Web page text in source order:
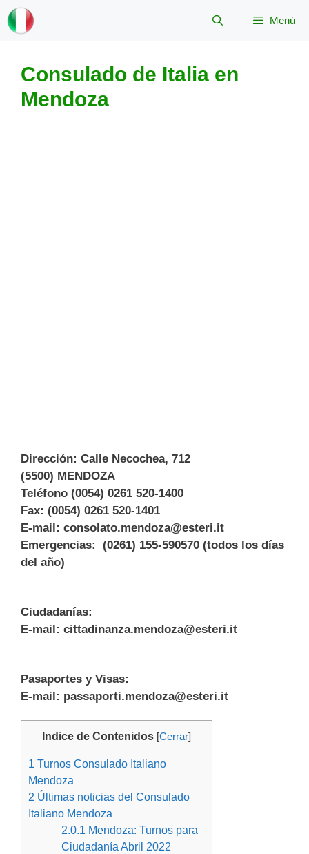
Saltar
al
Menú
Consulado de Italia en
Mendoza
Dirección: Calle Necochea, 712
(5500) MENDOZA
Teléfono (0054) 0261 520-1400
Fax: (0054) 0261 520-1401
E-mail: consolato.mendoza@esteri.it
Emergencias: (0261) 155-590570 (todos los días
del año)
Ciudadanías:
E-mail: cittadinanza.mendoza@esteri.it
Pasaportes y Visas:
E-mail: passaporti.mendoza@esteri.it
Indice de Contenidos [Cerrar]
1 Turnos Consulado Italiano
Mendoza
2 Últimas noticias del Consulado
Italiano Mendoza
2.0.1 Mendoza: Turnos para
Ciudadanía Abril 2022